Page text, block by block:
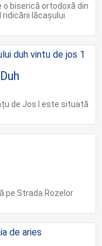
o biserică ortodoxă din
ridicării lăcașului
de Jos I este situată
pe Strada Rozelor